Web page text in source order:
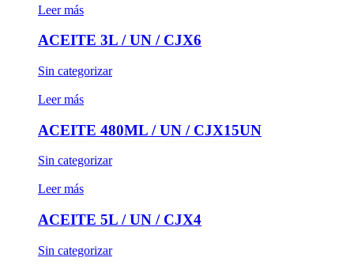
Leer más
ACEITE 3L / UN / CJX6
Sin categorizar
Leer más
ACEITE 480ML / UN / CJX15UN
Sin categorizar
Leer más
ACEITE 5L / UN / CJX4
Sin categorizar